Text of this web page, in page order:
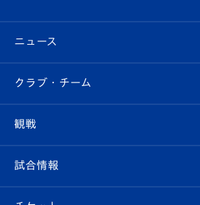
ニュース
すべて
クラブ
試合情報
クラブ・チーム
クラブ概要
観戦
観戦ルール
試合情報